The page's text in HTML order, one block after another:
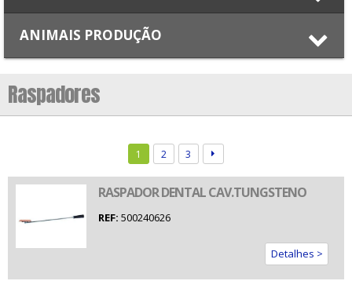
ANIMAIS PRODUÇÃO
Raspadores
1 2 3
RASPADOR DENTAL CAV.TUNGSTENO
REF: 500240626
Detalhes >